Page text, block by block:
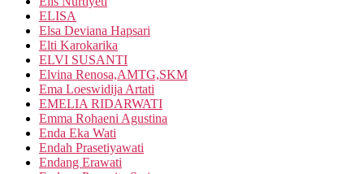
ELISA
Elsa Deviana Hapsari
Elti Karokarika
ELVI SUSANTI
Elvina Renosa,AMTG,SKM
Ema Loeswidija Artati
EMELIA RIDARWATI
Emma Rohaeni Agustina
Enda Eka Wati
Endah Prasetiyawati
Endang Erawati